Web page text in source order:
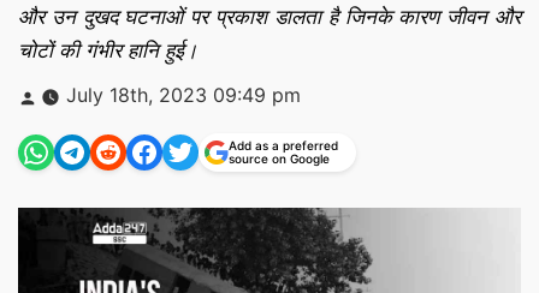
और उन दुखद घटनाओं पर प्रकाश डालता है जिनके कारण जीवन और
चोटों की गंभीर हानि हुई।
Posted
by
July 18th, 2023 09:49 pm
Add as a preferred
source on Google